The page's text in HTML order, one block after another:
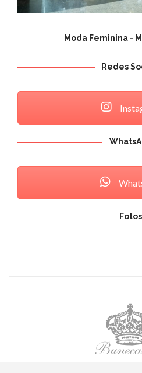
Moda Feminina -
Redes
Fotos